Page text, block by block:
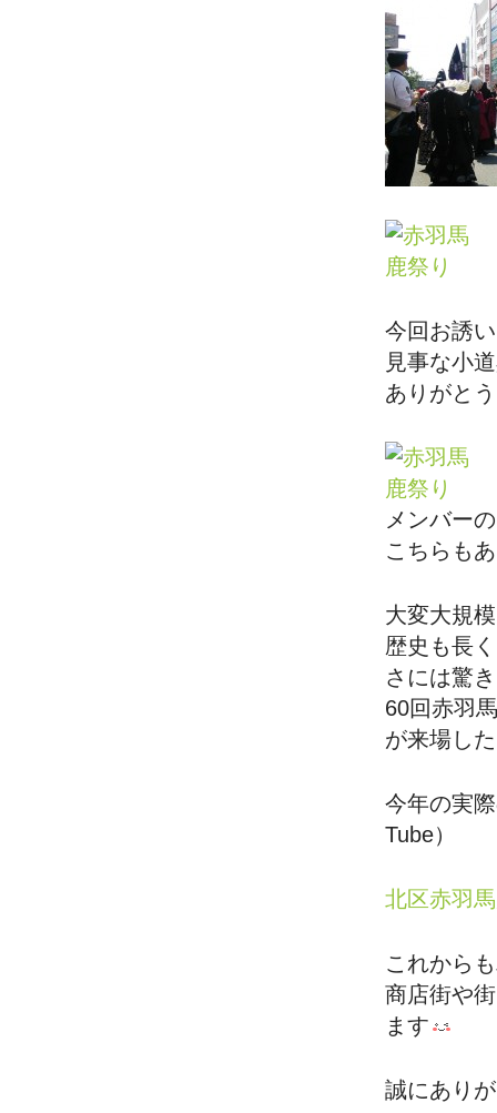
今回お誘
見事な小
ありがと
メンバー
こちらも
大変大規
歴史も長
さには驚
60回赤羽
が来場し
今年の実
Tube）
北区赤羽
これから
商店街や
ます
誠にあり